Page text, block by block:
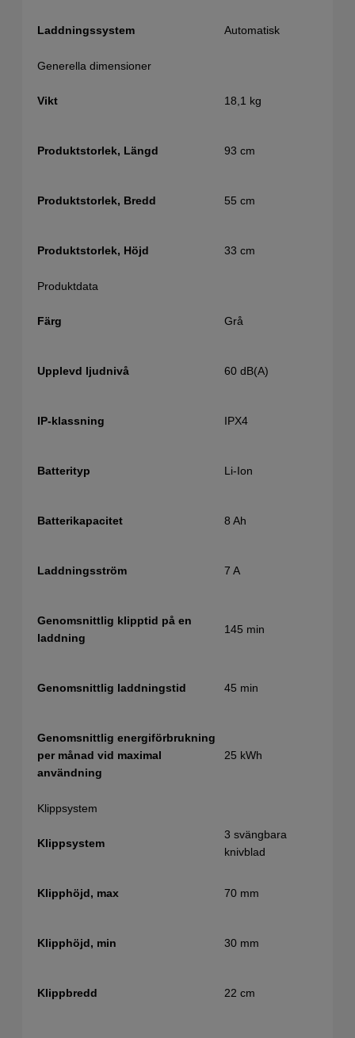
Laddningssystem Automatisk
Generella dimensioner
Vikt 18,1 kg
Produktstorlek, Längd 93 cm
Produktstorlek, Bredd 55 cm
Produktstorlek, Höjd 33 cm
Produktdata
Färg Grå
Upplevd ljudnivå 60 dB(A)
IP-klassning IPX4
Batterityp Li-Ion
Batterikapacitet 8 Ah
Laddningsström 7 A
Genomsnittlig klipptid på en
laddning
145 min
Genomsnittlig laddningstid 45 min
Genomsnittlig energiförbrukning
per månad vid maximal
användning
25 kWh
Klippsystem
Klippsystem
3 svängbara
knivblad
Klipphöjd, max 70 mm
Klipphöjd, min 30 mm
Klippbredd 22 cm